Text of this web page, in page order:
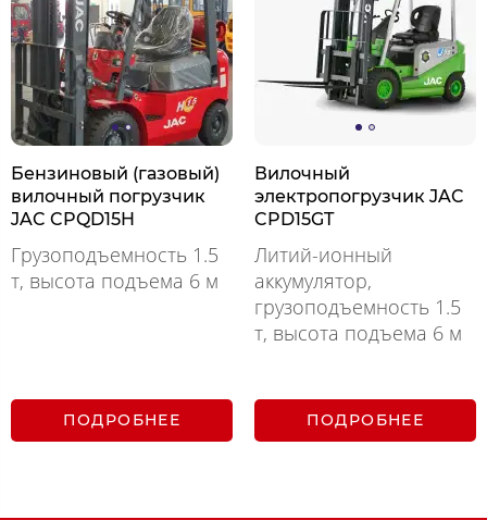
Бензиновый (газовый)
вилочный погрузчик
JAC CPQD15H
Грузоподъемность 1.5
т, высота подъема 6 м
ПОДРОБНЕЕ
Вилочный
электропогрузчик JAC
CPD15GT
Литий-ионный
аккумулятор,
грузоподъемность 1.5
т, высота подъема 6 м
ПОДРОБНЕЕ